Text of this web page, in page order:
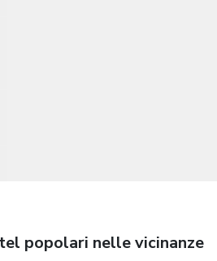
popolari nelle vicinanze